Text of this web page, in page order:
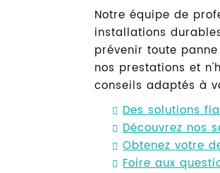
Notre équipe de
installations
prévenir toute
nos prestations et
conseils adaptés à
Des solutions
Découvrez nos
Obtenez votre
Foire aux